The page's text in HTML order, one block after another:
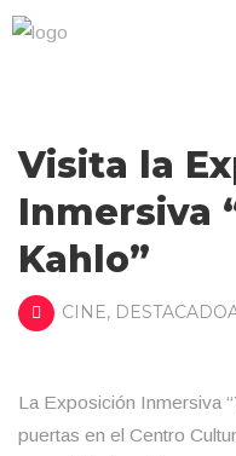
Visita la
Inmersiva
Kahlo”
CINE,
La Exposición Inmersiva
puertas en el Centro